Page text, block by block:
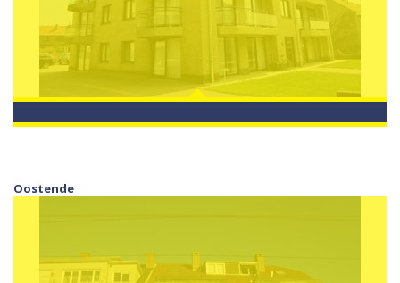
Oostende